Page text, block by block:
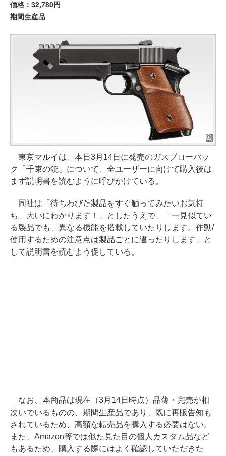
価格：32,780円
期間生産品
東京マルイは、本日3月14日に発売のガスブローバッ
ク「千束の銃」について、全ユーザーに向けて購入後は
まず説明書を読むように呼びかけている。
同社は「待ちわびた製品をすぐ触ってみたいお気持
ち、大いにわかります！」としたうえで、「一見似てい
る製品でも、異なる機能を搭載していたりします。作動/
使用するための注意点は製品ごとに違ったりします」と
して説明書を読むよう促している。
なお、本商品は現在（3月14日時点）品薄・完売が相
次いでいるものの、期間生産品であり、既に再販告知も
されているため、高額な転売品を購入する必要はない。
また、Amazon等では似た見た目の個人カスタム品など
もあるため、購入する際にはよく確認していただきた